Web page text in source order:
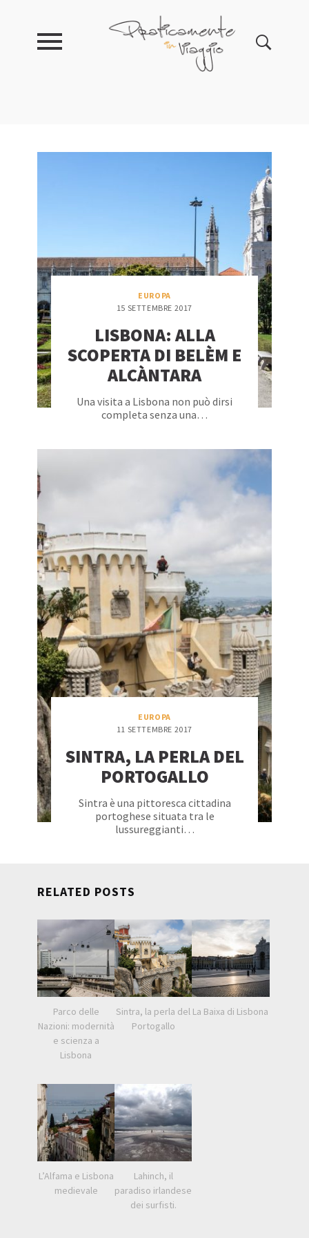
EUROPA
15 SETTEMBRE 2017
LISBONA: ALLA
SCOPERTA DI BELÈM E
ALCÀNTARA
Una visita a Lisbona non può dirsi
completa senza una…
EUROPA
11 SETTEMBRE 2017
SINTRA, LA PERLA DEL
PORTOGALLO
Sintra è una pittoresca cittadina
portoghese situata tra le
lussureggianti…
RELATED POSTS
Parco delle
Nazioni: modernità
e scienza a
Lisbona
Sintra, la perla del
Portogallo
La Baixa di Lisbona
L’Alfama e Lisbona
medievale
Lahinch, il
paradiso irlandese
dei surfisti.